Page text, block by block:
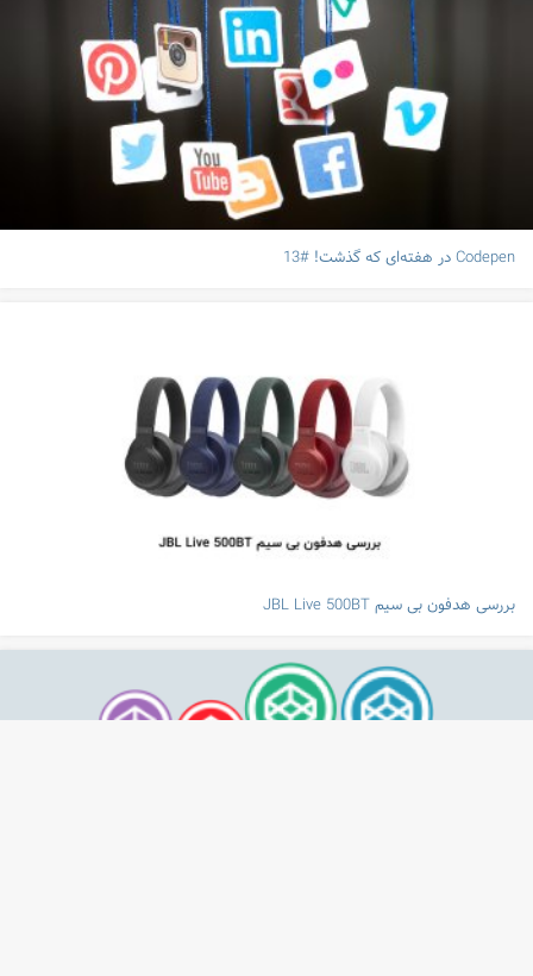
Codepen در هفته‌ای که گذشت! #13
بررسی هدفون بی سیم JBL Live 500BT